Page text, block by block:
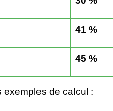
41 %
45 %
de calcul :